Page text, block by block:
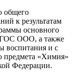
общего
к результатам
основного
ООО, а также
воспитания и с
предмета «Химия»
Федерации.